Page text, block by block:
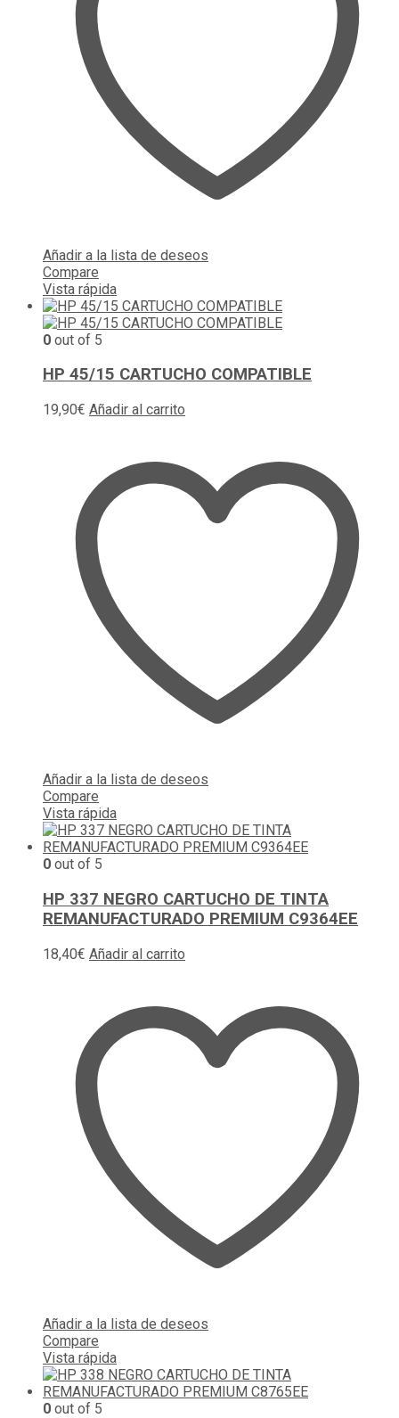
Añadir a la lista de deseos
Compare
Vista rápida
0 out of 5
HP 45/15 CARTUCHO COMPATIBLE
19,90€ Añadir al carrito
Añadir a la lista de deseos
Compare
Vista rápida
0 out of 5
HP 337 NEGRO CARTUCHO DE TINTA
REMANUFACTURADO PREMIUM C9364EE
18,40€ Añadir al carrito
Añadir a la lista de deseos
Compare
Vista rápida
0 out of 5